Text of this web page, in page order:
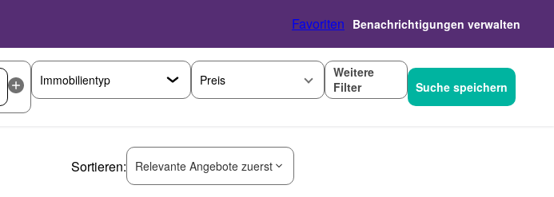
Favoriten Benachrichtigungen verwalten
Preis
Weitere
Filter
Suche speichern
Sortieren: Relevante Angebote zuerst